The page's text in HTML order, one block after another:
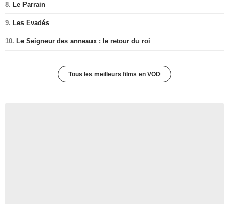
8. Le Parrain
9. Les Evadés
10. Le Seigneur des anneaux : le retour du roi
Tous les meilleurs films en VOD